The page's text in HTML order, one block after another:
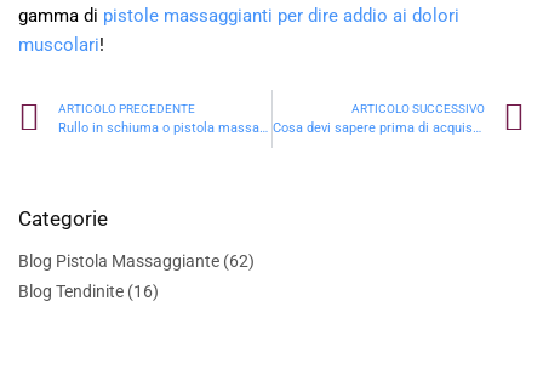
gamma di pistole massaggianti per dire addio ai dolori
muscolari!
ARTICOLO PRECEDENTE ARTICOLO SUCCESSIVO
Categorie
Blog Pistola Massaggiante (62)
Blog Tendinite (16)